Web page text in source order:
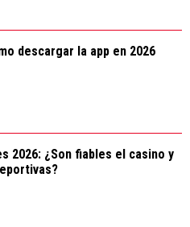
descargar la app en 2026
2026: ¿Son fiables el casino y